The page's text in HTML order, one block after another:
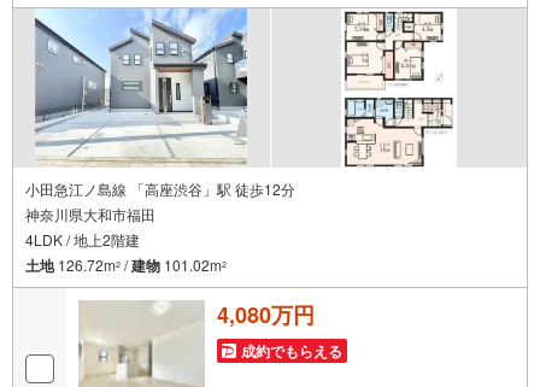
小田急江ノ島線 「高座渋谷」駅 徒歩12分
神奈川県大和市福田
4LDK / 地上2階建
土地126.72m2 /建物 101.02m2
4,080万円
成約でもらえる